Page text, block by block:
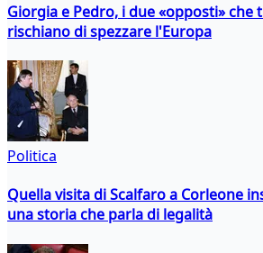
Giorgia e Pedro, i due «opposti» che
rischiano di spezzare l'Europa
Politica
Quella visita di Scalfaro a Corleone
una storia che parla di legalità